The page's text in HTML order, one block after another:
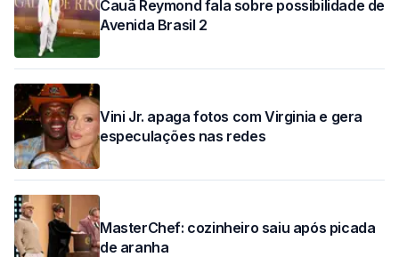
Cauã Reymond fala sobre possibilidade de
Avenida Brasil 2
Vini Jr. apaga fotos com Virginia e gera
especulações nas redes
MasterChef: cozinheiro saiu após picada
de aranha